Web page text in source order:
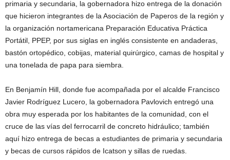
primaria y secundaria, la gobernadora hizo entrega de la donación
que hicieron integrantes de la Asociación de Paperos de la región y
la organización nortamericana Preparación Educativa Práctica
Portátil, PPEP, por sus siglas en inglés consistente en andaderas,
bastón ortopédico, cobijas, material quirúrgico, camas de hospital y
una tonelada de papa para siembra.
En Benjamín Hill, donde fue acompañada por el alcalde Francisco
Javier Rodríguez Lucero, la gobernadora Pavlovich entregó una
obra muy esperada por los habitantes de la comunidad, con el
cruce de las vías del ferrocarril de concreto hidráulico; también
aquí hizo entrega de becas a estudiantes de primaria y secundaria
y becas de cursos rápidos de Icatson y sillas de ruedas.